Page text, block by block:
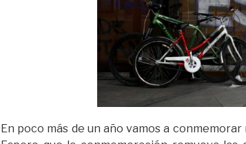
En poco más de un año vamos a